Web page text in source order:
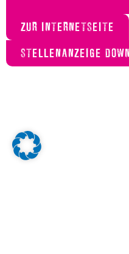
ZUR INTERNETSEITE
STELLENANZEIGE